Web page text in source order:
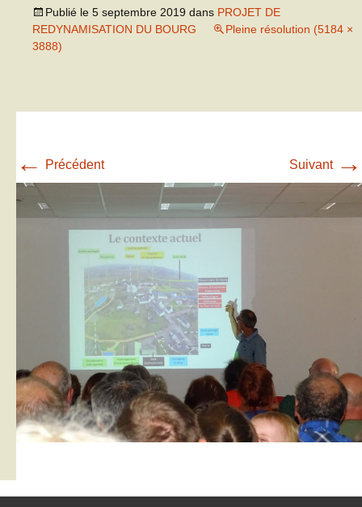
Publié le 5 septembre 2019 dans PROJET DE
REDYNAMISATION DU BOURG
Pleine résolution (5184 ×
3888)
← Précédent Suivant →